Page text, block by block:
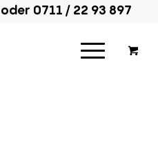
oder 0711 / 22 93 897